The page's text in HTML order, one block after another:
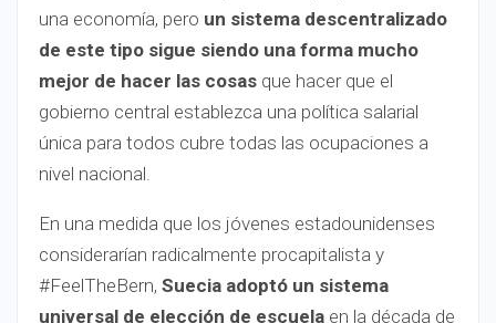
una economía, pero un sistema descentralizado
de este tipo sigue siendo una forma mucho
mejor de hacer las cosas que hacer que el
gobierno central establezca una política salarial
única para todos cubre todas las ocupaciones a
nivel nacional.
En una medida que los jóvenes estadounidenses
considerarían radicalmente procapitalista y
#FeelTheBern, Suecia adoptó un sistema
universal de elección de escuela en la década de